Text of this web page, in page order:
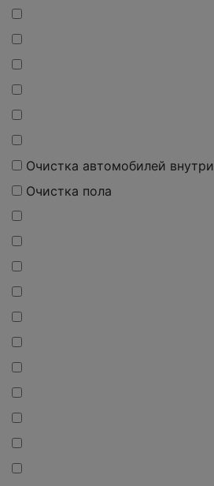
Очистка автомобилей внутри
Очистка пола